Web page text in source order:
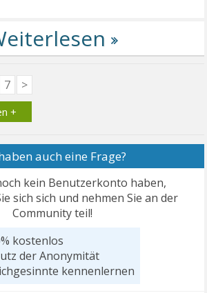
7 >
+
auch eine Frage?
kein Benutzerkonto haben,
sich sich und nehmen Sie an der
Community teil!
kostenlos
der Anonymität
kennenlernen